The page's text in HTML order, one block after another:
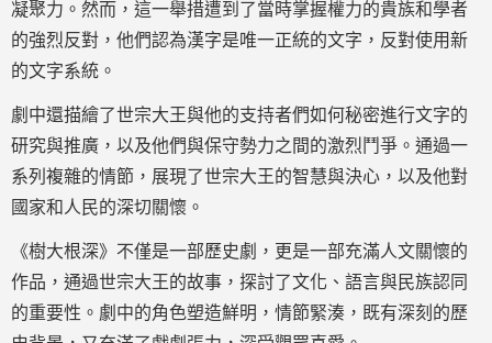
凝聚力。然而，這一舉措遭到了當時掌握權力的貴族和學者
的強烈反對，他們認為漢字是唯一正統的文字，反對使用新
的文字系統。
劇中還描繪了世宗大王與他的支持者們如何秘密進行文字的
研究與推廣，以及他們與保守勢力之間的激烈鬥爭。通過一
系列複雜的情節，展現了世宗大王的智慧與決心，以及他對
國家和人民的深切關懷。
《樹大根深》不僅是一部歷史劇，更是一部充滿人文關懷的
作品，通過世宗大王的故事，探討了文化、語言與民族認同
的重要性。劇中的角色塑造鮮明，情節緊湊，既有深刻的歷